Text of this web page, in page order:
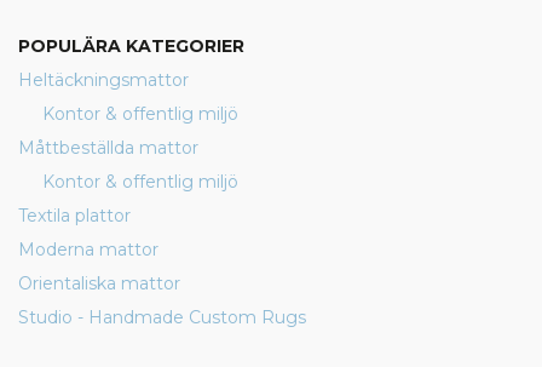
POPULÄRA KATEGORIER
Heltäckningsmattor
Kontor & offentlig miljö
Måttbeställda mattor
Kontor & offentlig miljö
Textila plattor
Moderna mattor
Orientaliska mattor
Studio - Handmade Custom Rugs